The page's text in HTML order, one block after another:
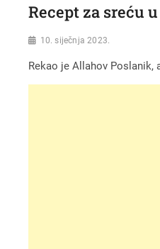
Recept za sreću
10. siječnja 2023.
Rekao je Allahov Poslanik,